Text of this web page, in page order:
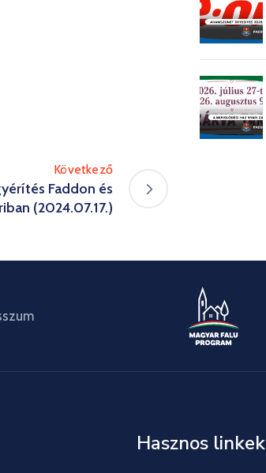
Következő
Faddon és
(2024.07.17.)
Hasznos linkek